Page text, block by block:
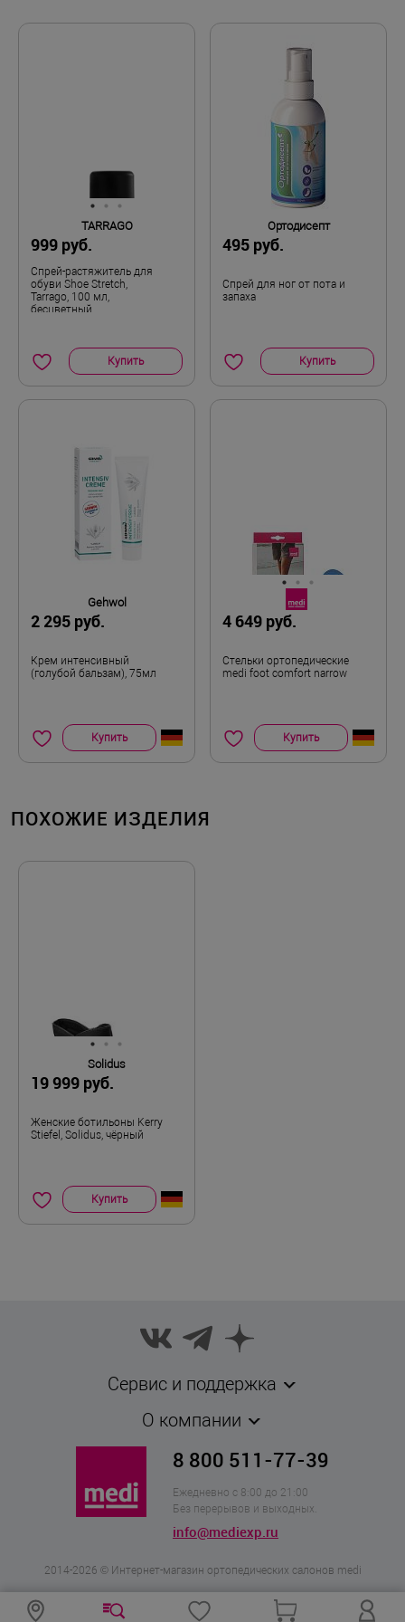
Натуральная пробка / Войлок
Демисезон утепленный
Комплектность
Размер 38,5
TARRAGO
999 руб.
Спрей-растяжитель для
обуви Shoe Stretch,
Tarrago, 100 мл,
бесцветный
Купить
Ортодисепт
495 руб.
Спрей для ног от пота и
запаха
Купить
Gehwol
2 295 руб.
Крем интенсивный
(голубой бальзам), 75мл
Купить
4 649 руб.
Стельки ортопедические
medi foot comfort narrow
Купить
ПОХОЖИЕ ИЗДЕЛИЯ
Solidus
19 999 руб.
Женские ботильоны Kerry
Stiefel, Solidus, чёрный
Купить
Сервис и поддержка
О компании
8 800 511-77-39
Ежедневно с 8:00 до 21:00
Без перерывов и выходных.
info@mediexp.ru
2014-2026 © Интернет-магазин ортопедических салонов medi